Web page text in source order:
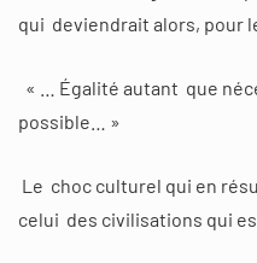
qui deviendrait alors, pour
« … Égalité autant que
possible… »
Le choc culturel qui en
celui des civilisations qui